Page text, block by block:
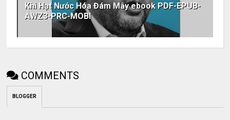
Khi Hạt Nước Hóa Đám Mây ebook PDF-EPUB-
AWZ3-PRC-MOBI
COMMENTS
BLOGGER